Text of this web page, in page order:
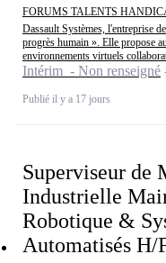
FORUMS TALENTS
Dassault Systèmes, l'entreprise
progrès humain ». Elle propose
environnements virtuels
Intérim - Non renseigné
Publié il y a 17 jours
Superviseur de
Industrielle
Robotique &
Automatisés H/